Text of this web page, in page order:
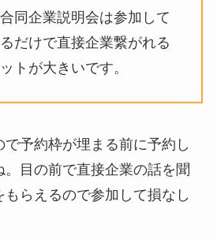
同企業説明会は参加して
だけで直接企業繋がれる
トが大きいです。
で予約枠が埋まる前に予約し
目の前で直接企業の話を聞
らえるので参加して損なし